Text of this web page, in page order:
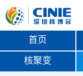
首页
核聚变